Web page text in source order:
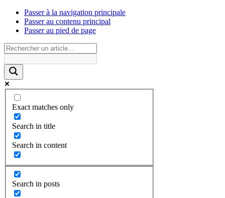
Passer à la navigation principale
Passer au contenu principal
Passer au pied de page
Exact matches only
Search in title
Search in content
Search in posts